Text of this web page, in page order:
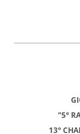
"5°
13°